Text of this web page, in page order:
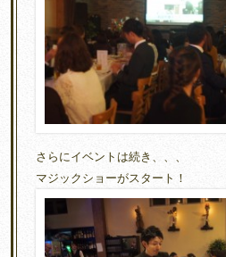
さらにイベントは続き、、、
マジックショーがスタート！